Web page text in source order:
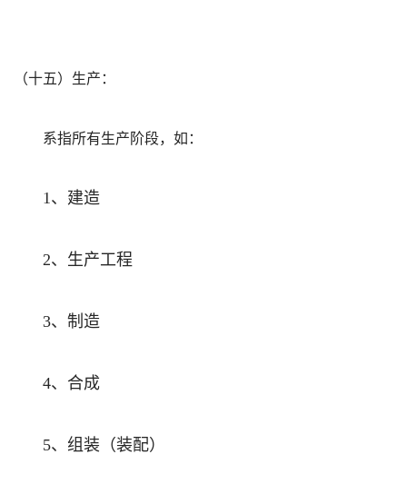
（十五）生产：
系指所有生产阶段，如：
1 、建造
2、生产工程
3、制造
4、合成
5、组装（装配）